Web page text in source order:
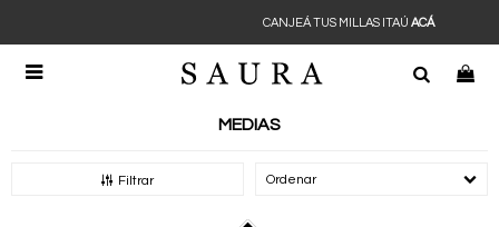

CANJEÁ TUS MILLAS ITAÚACÁ
MEDIAS
Filtrar Recomendados